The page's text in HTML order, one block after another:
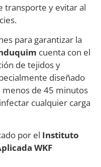
transporte y evitar al
para garantizar la
cuenta con el
de tejidos y
diseñado
menos de 45 minutos
cualquier carga
por el Instituto
WKF